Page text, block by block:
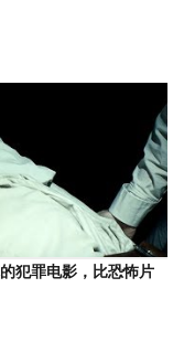
犯罪电影，比恐怖片